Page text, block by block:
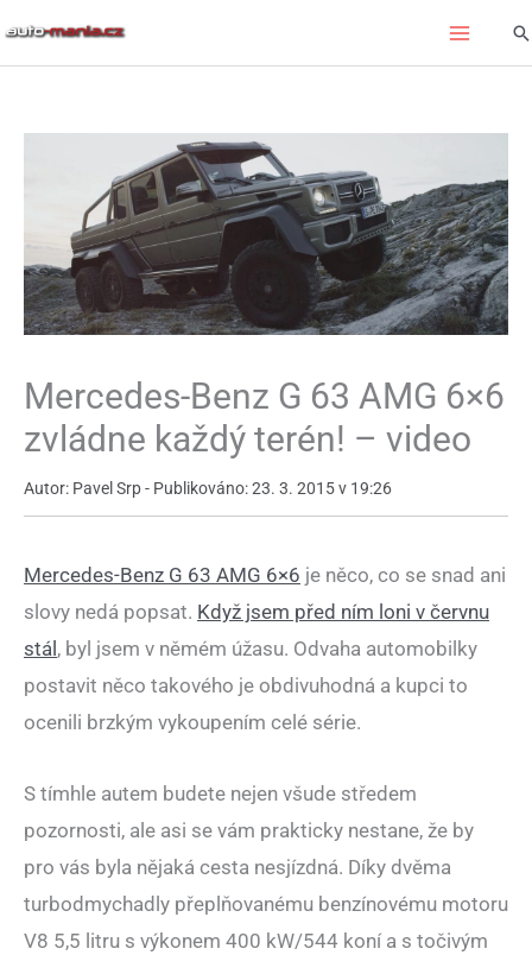
Mercedes-Benz G 63 AMG 6×6
zvládne každý terén! – video
Autor: Pavel Srp - Publikováno: 23. 3. 2015 v 19:26
Mercedes-Benz G 63 AMG 6×6 je něco, co se snad ani
slovy nedá popsat. Když jsem před ním loni v červnu
stál, byl jsem v němém úžasu. Odvaha automobilky
postavit něco takového je obdivuhodná a kupci to
ocenili brzkým vykoupením celé série.
S tímhle autem budete nejen všude středem
pozornosti, ale asi se vám prakticky nestane, že by
pro vás byla nějaká cesta nesjízdná. Díky dvěma
turbodmychadly přeplňovanému benzínovému motoru
V8 5,5 litru s výkonem 400 kW/544 koní a s točivým